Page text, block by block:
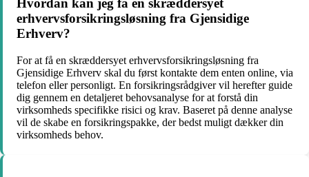
Hvordan kan jeg få en skræddersyet
erhvervsforsikringsløsning fra Gjensidige
Erhverv?
For at få en skræddersyet erhvervsforsikringsløsning fra
Gjensidige Erhverv skal du først kontakte dem enten online, via
telefon eller personligt. En forsikringsrådgiver vil herefter guide
dig gennem en detaljeret behovsanalyse for at forstå din
virksomheds specifikke risici og krav. Baseret på denne analyse
vil de skabe en forsikringspakke, der bedst muligt dækker din
virksomheds behov.